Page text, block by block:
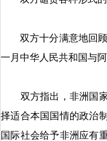
双方十分满意地回顾
一月中华人民共和国与
双方指出，非洲国家
择适合本国国情的政治
国际社会给予非洲应有